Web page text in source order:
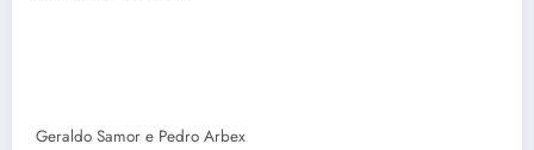
Geraldo Samor e Pedro Arbex